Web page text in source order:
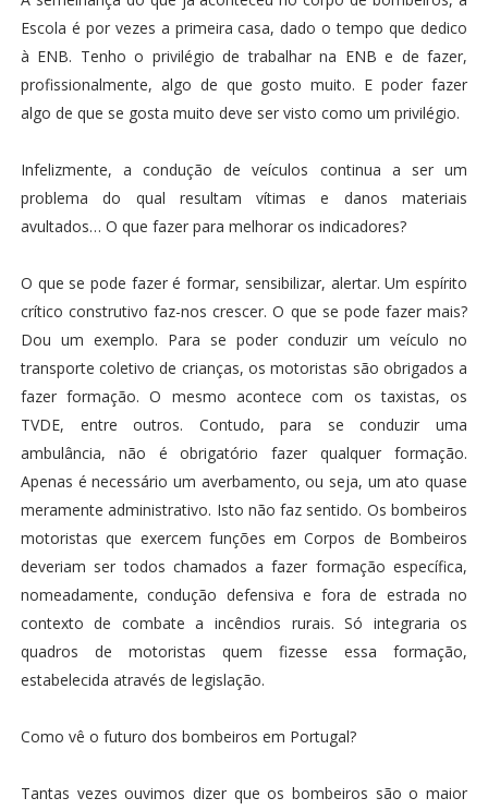
Escola é por vezes a primeira casa, dado o tempo que dedico
à ENB. Tenho o privilégio de trabalhar na ENB e de fazer,
profissionalmente, algo de que gosto muito. E poder fazer
algo de que se gosta muito deve ser visto como um privilégio.
Infelizmente, a condução de veículos continua a ser um
problema do qual resultam vítimas e danos materiais
avultados… O que fazer para melhorar os indicadores?
O que se pode fazer é formar, sensibilizar, alertar. Um espírito
crítico construtivo faz-nos crescer. O que se pode fazer mais?
Dou um exemplo. Para se poder conduzir um veículo no
transporte coletivo de crianças, os motoristas são obrigados a
fazer formação. O mesmo acontece com os taxistas, os
TVDE, entre outros. Contudo, para se conduzir uma
ambulância, não é obrigatório fazer qualquer formação.
Apenas é necessário um averbamento, ou seja, um ato quase
meramente administrativo. Isto não faz sentido. Os bombeiros
motoristas que exercem funções em Corpos de Bombeiros
deveriam ser todos chamados a fazer formação específica,
nomeadamente, condução defensiva e fora de estrada no
contexto de combate a incêndios rurais. Só integraria os
quadros de motoristas quem fizesse essa formação,
estabelecida através de legislação.
Como vê o futuro dos bombeiros em Portugal?
Tantas vezes ouvimos dizer que os bombeiros são o maior